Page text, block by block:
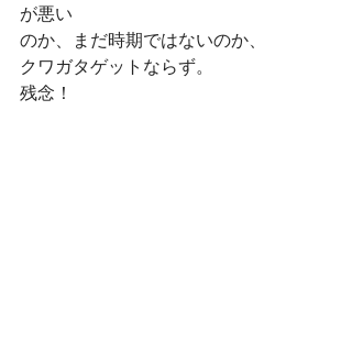
が悪い
のか、まだ時期ではないのか、
クワガタゲットならず。
残念！